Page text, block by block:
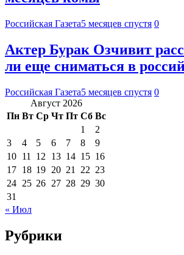
Российская Газета5 месяцев спустя 0
Актер Бурак Озчивит
ли еще сниматься в
Российская Газета5 месяцев спустя 0
Август 2026
Пн Вт Ср Чт Пт Сб Вс
1
2
3
4 5 6 7 8
9
10 11 12 13 14 15 16
17 18 19 20 21 22 23
24 25 26 27 28 29 30
31
« Июл
Рубрики